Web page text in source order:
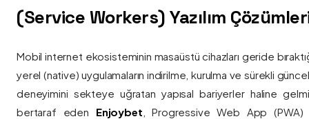
(Service Workers) Yazılım
Mobil internet ekosisteminin masaüstü cihazları geride
yerel (native) uygulamaların indirilme, kurulma ve sürekli
deneyimini sekteye uğratan yapısal bariyerler haline
bertaraf eden Enjoybet , Progressive Web App (PWA)